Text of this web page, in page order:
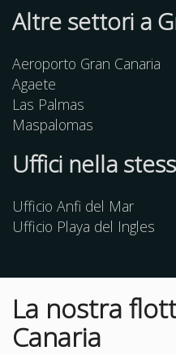
Altre settori a
Aeroporto Gran Canaria
Agaete
Las Palmas
Maspalomas
Uffici nella
Ufficio Anfi del Mar
Ufficio Playa del Ingles
La nostra
Canaria